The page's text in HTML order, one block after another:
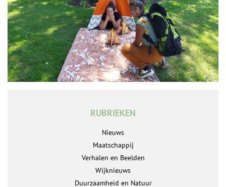
RUBRIEKEN
Nieuws
Maatschappij
Verhalen en Beelden
Wijknieuws
Duurzaamheid en Natuur